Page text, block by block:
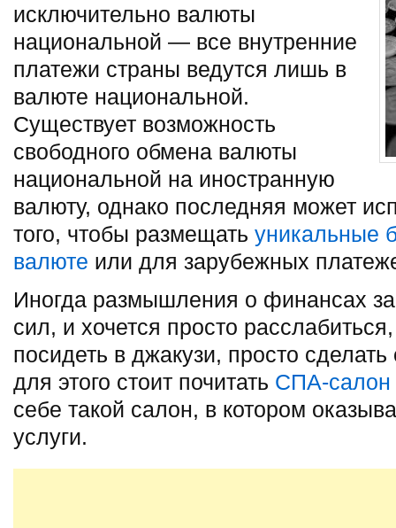
исключительно валюты
национальной — все внутренние
платежи страны ведутся лишь в
валюте национальной.
Существует возможность
свободного обмена валюты
национальной на иностранную
валюту, однако последняя может
того, чтобы размещать уникальные
валюте или для зарубежных
Иногда размышления о финансах
сил, и хочется просто
посидеть в джакузи, просто
для этого стоит почитать СПА-салон
себе такой салон, в котором
услуги.